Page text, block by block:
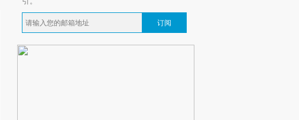
订阅